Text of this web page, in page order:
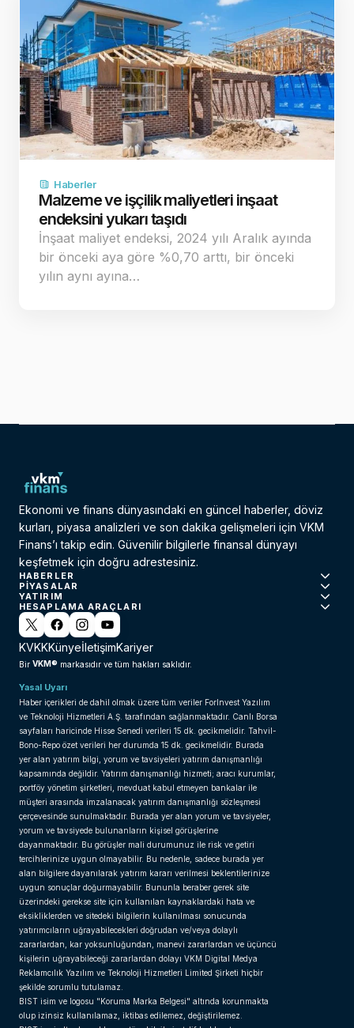
Haberler
Malzeme ve işçilik maliyetleri inşaat
endeksini yukarı taşıdı
İnşaat maliyet endeksi, 2024 yılı Aralık ayında
bir önceki aya göre %0,70 arttı, bir önceki
yılın aynı ayına…
Ekonomi ve finans dünyasındaki en güncel haberler, döviz
kurları, piyasa analizleri ve son dakika gelişmeleri için VKM
Finans’ı takip edin. Güvenilir bilgilerle finansal dünyayı
keşfetmek için doğru adrestesiniz.
HABERLER
PIYASALAR
YATIRIM
HESAPLAMA ARAÇLARI
KVKKKünyeİletişimKariyer
Bir VKM® markasıdır ve tüm hakları saklıdır.
Yasal Uyarı
Haber içerikleri de dahil olmak üzere tüm veriler ForInvest Yazılım
ve Teknoloji Hizmetleri A.Ş. tarafından sağlanmaktadır. Canlı Borsa
sayfaları haricinde Hisse Senedi verileri 15 dk. gecikmelidir. Tahvil-
Bono-Repo özet verileri her durumda 15 dk. gecikmelidir. Burada
yer alan yatırım bilgi, yorum ve tavsiyeleri yatırım danışmanlığı
kapsamında değildir. Yatırım danışmanlığı hizmeti; aracı kurumlar,
portföy yönetim şirketleri, mevduat kabul etmeyen bankalar ile
müşteri arasında imzalanacak yatırım danışmanlığı sözleşmesi
çerçevesinde sunulmaktadır. Burada yer alan yorum ve tavsiyeler,
yorum ve tavsiyede bulunanların kişisel görüşlerine
dayanmaktadır. Bu görüşler mali durumunuz ile risk ve getiri
tercihlerinize uygun olmayabilir. Bu nedenle, sadece burada yer
alan bilgilere dayanılarak yatırım kararı verilmesi beklentilerinize
uygun sonuçlar doğurmayabilir. Bununla beraber gerek site
üzerindeki gerekse site için kullanılan kaynaklardaki hata ve
eksikliklerden ve sitedeki bilgilerin kullanılması sonucunda
yatırımcıların uğrayabilecekleri doğrudan ve/veya dolaylı
zararlardan, kar yoksunluğundan, manevi zararlardan ve üçüncü
kişilerin uğrayabileceği zararlardan dolayı VKM Digital Medya
Reklamcılık Yazılım ve Teknoloji Hizmetleri Limited Şirketi hiçbir
şekilde sorumlu tutulamaz.
BIST isim ve logosu "Koruma Marka Belgesi" altında korunmakta
olup izinsiz kullanılamaz, iktibas edilemez, değiştirilemez.